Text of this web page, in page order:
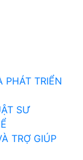
PHÁT TRIỂN
SƯ
TRỢ GIÚP